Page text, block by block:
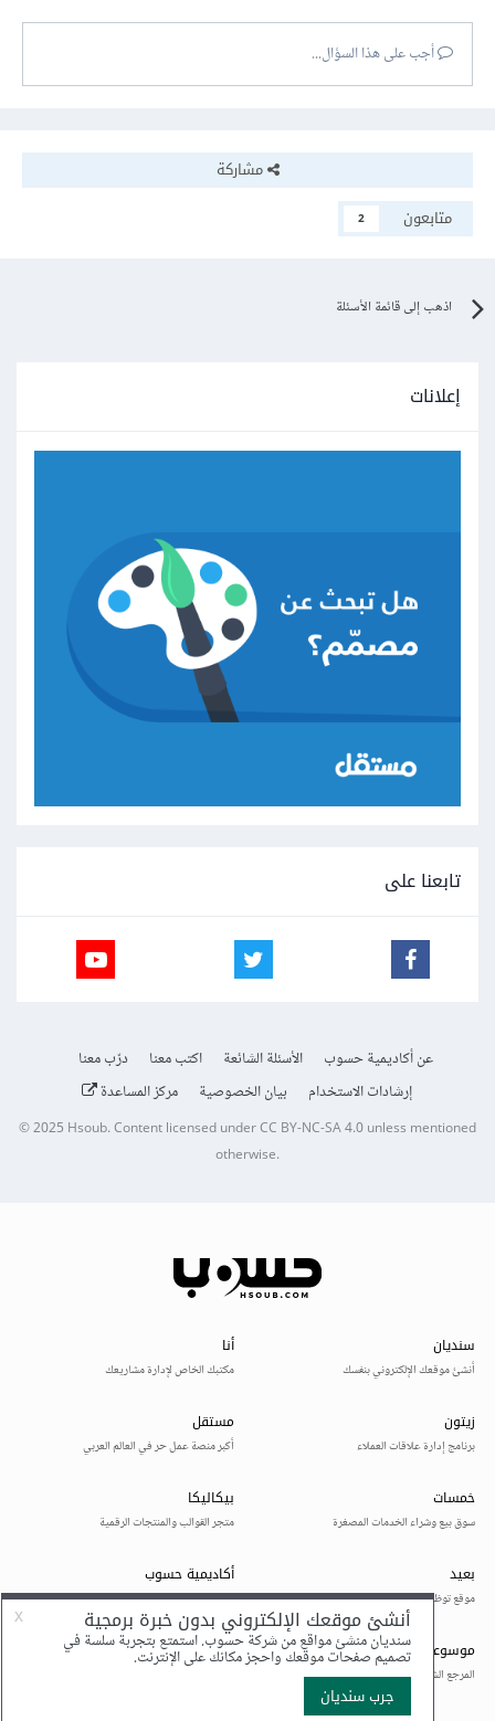
أجب على هذا السؤال...
مشاركة
متابعون
2
اذهب إلى قائمة الأسئلة
إعلانات
تابعنا على
عن أكاديمية حسوب الأسئلة الشائعة اكتب معنا
درّب معنا
إرشادات الاستخدام
بيان الخصوصية مركز المساعدة
© 2025Hsoub.Content licensed underCC BY-NC-SA 4.0unless mentioned
otherwise.